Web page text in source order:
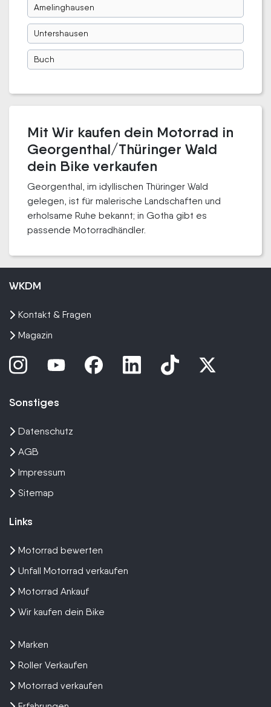
Amelinghausen
Untershausen
Buch
Mit Wir kaufen dein Motorrad in
Georgenthal/Thüringer Wald
dein Bike verkaufen
Georgenthal, im idyllischen Thüringer Wald
gelegen, ist für malerische Landschaften und
erholsame Ruhe bekannt; in Gotha gibt es
passende Motorradhändler.
WKDM
Kontakt & Fragen
Magazin
Sonstiges
Datenschutz
AGB
Impressum
Sitemap
Links
Motorrad bewerten
Unfall Motorrad verkaufen
Motorrad Ankauf
Wir kaufen dein Bike
Marken
Roller Verkaufen
Motorrad verkaufen